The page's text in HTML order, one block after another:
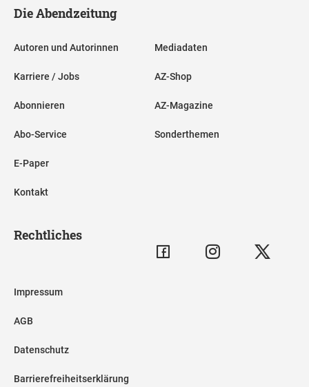
Die Abendzeitung
Autoren und Autorinnen
Karriere / Jobs
Abonnieren
Abo-Service
E-Paper
Kontakt
Mediadaten
AZ-Shop
AZ-Magazine
Sonderthemen
Rechtliches
Impressum
AGB
Datenschutz
Barrierefreiheitserklärung